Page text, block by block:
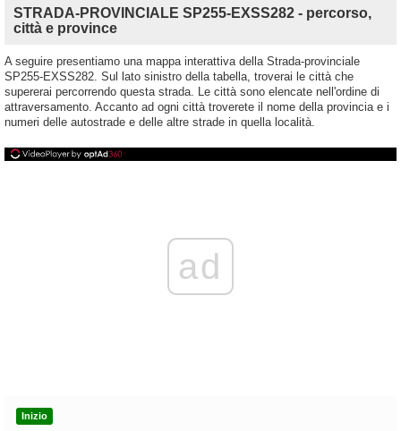
STRADA-PROVINCIALE SP255-EXSS282 - percorso,
città e province
A seguire presentiamo una mappa interattiva della Strada-provinciale
SP255-EXSS282. Sul lato sinistro della tabella, troverai le città che
supererai percorrendo questa strada. Le città sono elencate nell'ordine di
attraversamento. Accanto ad ogni città troverete il nome della provincia e i
numeri delle autostrade e delle altre strade in quella località.
ad
Inizio